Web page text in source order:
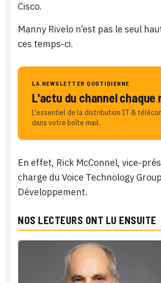
Cisco.
Manny Rivelo n’est pas le seul
ces temps-ci.
LA NEWSLETTER QUOTIDIENNE
L'actu du channel chaque
L'essentiel de la distribution IT &
dans votre boîte mail.
En effet, Rick McConnel, vice-
charge du Voice Technology
Développement.
NOS LECTEURS ONT LU ENSUITE